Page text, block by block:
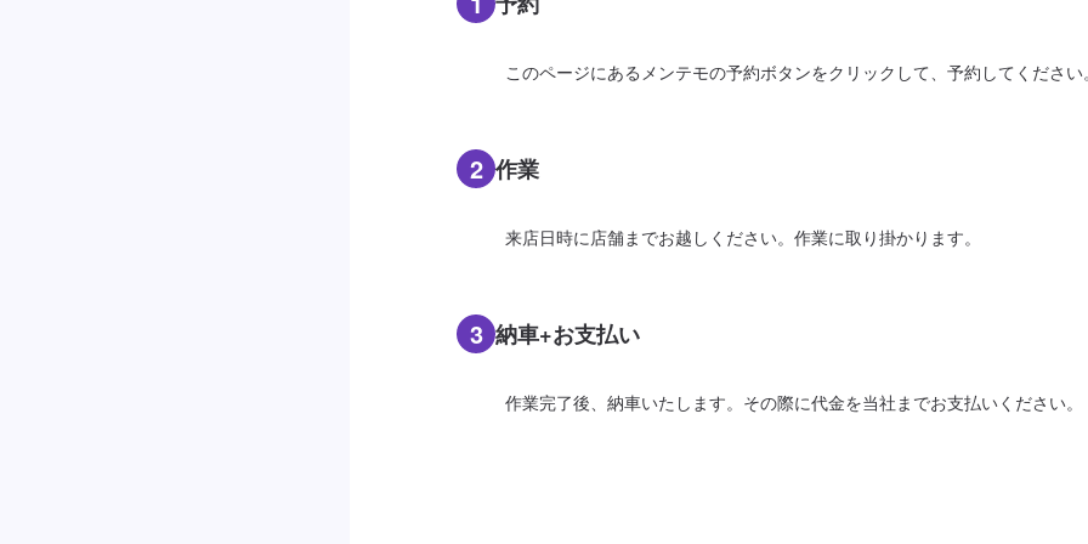
このページにあるメンテモの予約ボタンをクリックして、予約してください
2 作業
来店日時に店舗までお越しください。作業に取り掛かります。
3 納車+お支払い
作業完了後、納車いたします。その際に代金を当社までお支払いください。